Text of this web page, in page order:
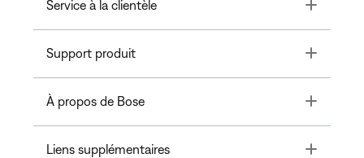
Service à la clientèle Toggle
Support produit Toggle
À propos de Bose Toggle
Liens supplémentaires Toggle